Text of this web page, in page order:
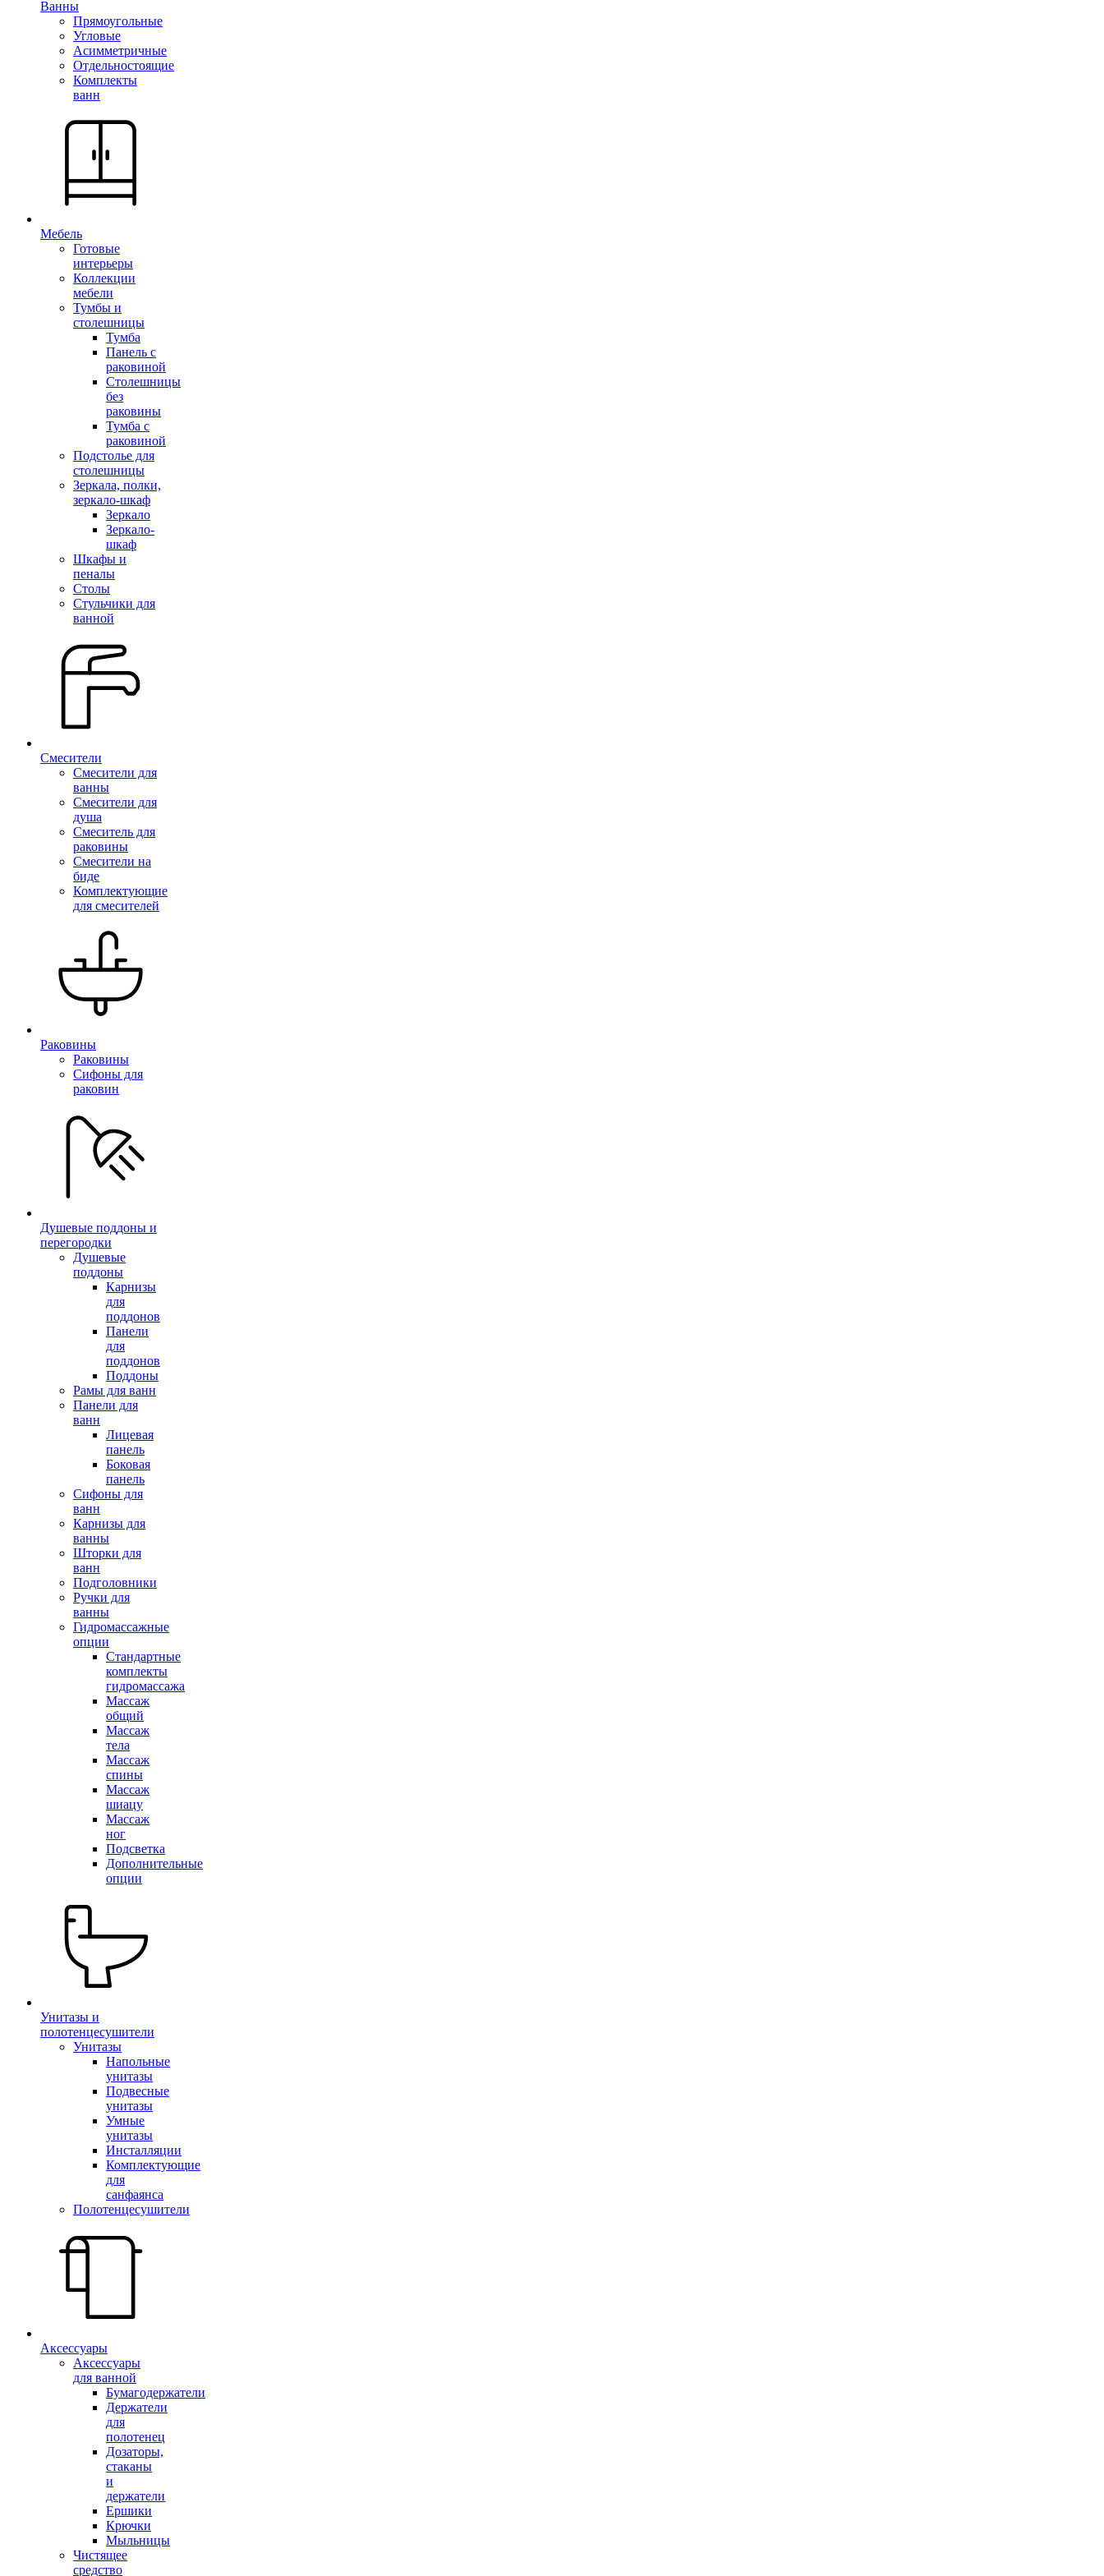
Ванны
Прямоугольные
Угловые
Асимметричные
Отдельностоящие
Комплекты
ванн
Мебель
Готовые
интерьеры
Коллекции
мебели
Тумбы и
столешницы
Тумба
Панель с
раковиной
Столешницы
без
раковины
Тумба с
раковиной
Подстолье для
столешницы
Зеркала, полки,
зеркало-шкаф
Зеркало
Зеркало-
шкаф
Шкафы и
пеналы
Столы
Стульчики для
ванной
Смесители
Смесители для
ванны
Смесители для
душа
Смеситель для
раковины
Смесители на
биде
Комплектующие
для смесителей
Раковины
Раковины
Сифоны для
раковин
Душевые поддоны и
перегородки
Душевые
поддоны
Карнизы
для
поддонов
Панели
для
поддонов
Поддоны
Рамы для ванн
Панели для
ванн
Лицевая
панель
Боковая
панель
Сифоны для
ванн
Карнизы для
ванны
Шторки для
ванн
Подголовники
Ручки для
ванны
Гидромассажные
опции
Стандартные
комплекты
гидромассажа
Массаж
общий
Массаж
тела
Массаж
спины
Массаж
шиацу
Массаж
ног
Подсветка
Дополнительные
опции
Унитазы и
полотенцесушители
Унитазы
Напольные
унитазы
Подвесные
унитазы
Умные
унитазы
Инсталляции
Комплектующие
для
санфаянса
Полотенцесушители
Аксессуары
Аксессуары
для ванной
Бумагодержатели
Держатели
для
полотенец
Дозаторы,
стаканы
и
держатели
Ершики
Крючки
Мыльницы
Чистящее
средство